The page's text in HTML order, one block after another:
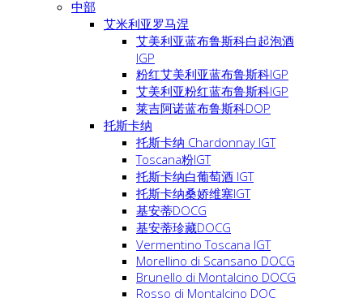
中部
艾米利亚罗马涅
艾美利亚蓝布鲁斯科白起泡酒
IGP
粉红艾美利亚蓝布鲁斯科IGP
艾美利亚粉红蓝布鲁斯科IGP
莱吉阿诺蓝布鲁斯科DOP
托斯卡纳
托斯卡纳 Chardonnay IGT
Toscana粉IGT
托斯卡纳白葡萄酒 IGT
托斯卡纳桑娇维塞IGT
基安蒂DOCG
基安蒂珍藏DOCG
Vermentino Toscana IGT
Morellino di Scansano DOCG
Brunello di Montalcino DOCG
Rosso di Montalcino DOC